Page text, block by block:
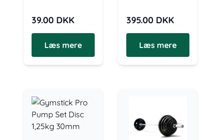
39.00 DKK
Læs mere
395.00 DKK
Læs mere